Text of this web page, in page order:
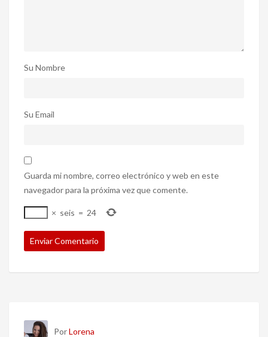
Su Nombre
Su Email
Guarda mi nombre, correo electrónico y web en este
navegador para la próxima vez que comente.
× seis = 24
PorLorena